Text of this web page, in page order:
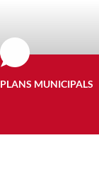
PLANS MUNICIPALS